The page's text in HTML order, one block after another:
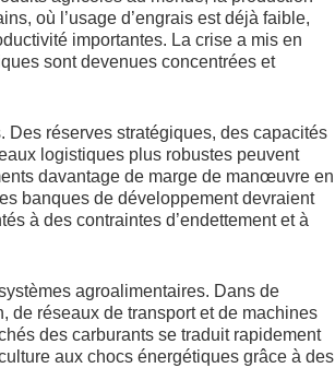
où l’usage d’engrais est déjà faible,
importantes. La crise a mis en
sont devenues concentrées et
réserves stratégiques, des capacités
logistiques plus robustes peuvent
davantage de marge de manœuvre en
banques de développement devraient
à des contraintes d’endettement et à
agroalimentaires. Dans de
de réseaux de transport et de machines
des carburants se traduit rapidement
aux chocs énergétiques grâce à des